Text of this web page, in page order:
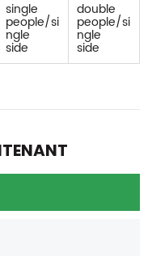
single
people/si
ngle
side
double
people/si
ngle
side